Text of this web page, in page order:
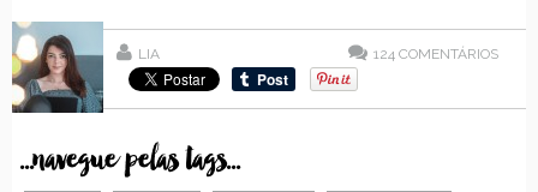
LIA 124 COMENTÁRIOS
...navegue pelas tags...